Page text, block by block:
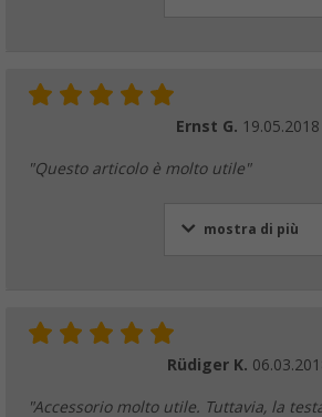
Ernst G. 19.05.2018
"Questo articolo è molto utile"
mostra di più
Rüdiger K.
"Accessorio molto utile. Tuttavia, la